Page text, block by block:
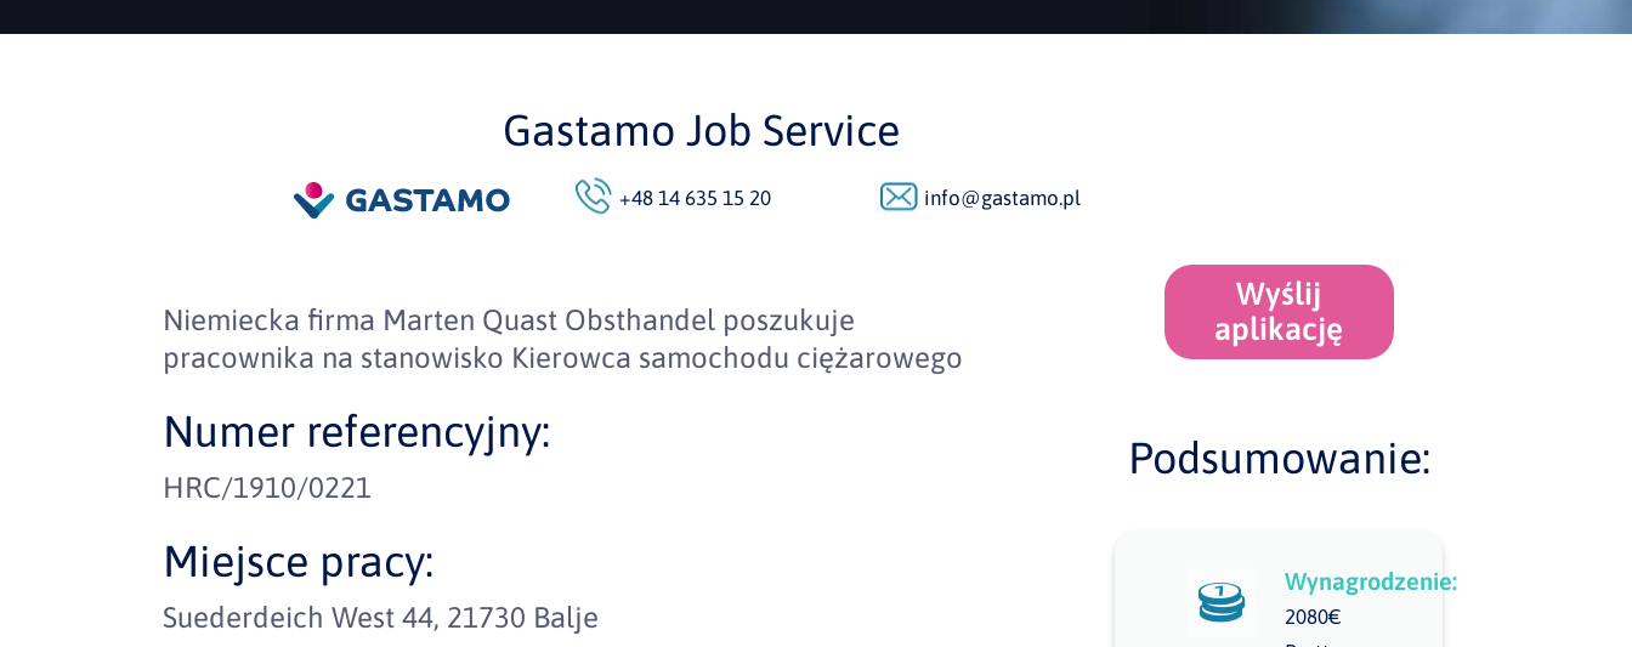
Gastamo Job Service
+48 14 635 15 20 info@gastamo.pl
Niemiecka firma Marten Quast Obsthandel poszukuje
pracownika na stanowisko Kierowca samochodu ciężarowego
Numer referencyjny:
HRC/1910/0221
Miejsce pracy:
Suederdeich West 44, 21730 Balje
Wyślij
aplikację
Podsumowanie:
Wynagrodzenie:
2080€